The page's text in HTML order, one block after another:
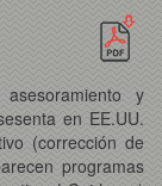
y
en EE.UU.
(corrección de
programas